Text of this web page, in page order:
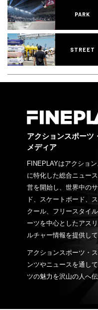
PARK
STREET
アクションスポーツ
メディア
FINEPLAYはアクショ
に特化した総合ニュー
営を開始し、世界中の
ド、スケートボード、
クール、フリースタイ
ーツを中心としたアス
ルチャー情報を提供して
アクションスポーツ・
ンツやニュースを通し
ツの魅力を沢山の人へ